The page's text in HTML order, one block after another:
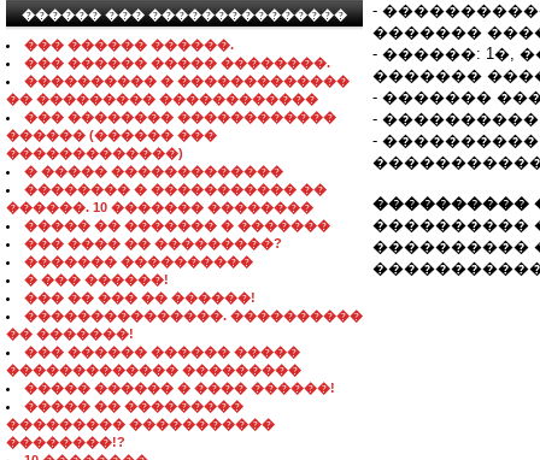
������ ��� ���������������
��� ������ ������.
��� ������ ����� ��������.
���������� � �������������
�� ��������� ������������
��� �������� ������������
������ (������ ���
�������������)
� ����� �������������
�������� � ����������� ��
������. 10 ������� ��������
����� �� ������� � �������
��� ���� �� ���������?
������� ����������
� ��� ������!
��� �� ��� �� ������!
���������������. ����������
�� �������!
��� ������ ������ �����
������������� ���������
����� ������ � ���� ������!
����� �� ���������
��������� �����������
��������!?
-
�������
- ������: 1�,
�������
- �������
- ����������
-
����������
����������
����������
�����������